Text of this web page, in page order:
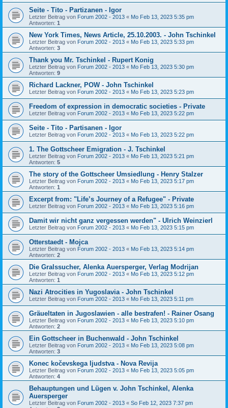
Seite - Tito - Partizanen - Igor
Letzter Beitrag von Forum 2002 - 2013 « Mo Feb 13, 2023 5:35 pm
Antworten: 1
New York Times, News Article, 25.10.2003. - John Tschinkel
Letzter Beitrag von Forum 2002 - 2013 « Mo Feb 13, 2023 5:33 pm
Antworten: 3
Thank you Mr. Tschinkel - Rupert Konig
Letzter Beitrag von Forum 2002 - 2013 « Mo Feb 13, 2023 5:30 pm
Antworten: 9
Richard Lackner, POW - John Tschinkel
Letzter Beitrag von Forum 2002 - 2013 « Mo Feb 13, 2023 5:23 pm
Freedom of expression in democratic societies - Private
Letzter Beitrag von Forum 2002 - 2013 « Mo Feb 13, 2023 5:22 pm
Seite - Tito - Partisanen - Igor
Letzter Beitrag von Forum 2002 - 2013 « Mo Feb 13, 2023 5:22 pm
1. The Gottscheer Emigration - J. Tschinkel
Letzter Beitrag von Forum 2002 - 2013 « Mo Feb 13, 2023 5:21 pm
Antworten: 5
The story of the Gottscheer Umsiedlung - Henry Stalzer
Letzter Beitrag von Forum 2002 - 2013 « Mo Feb 13, 2023 5:17 pm
Antworten: 1
Excerpt from: "Life’s Journey of a Refugee" - Private
Letzter Beitrag von Forum 2002 - 2013 « Mo Feb 13, 2023 5:16 pm
Damit wir nicht ganz vergessen werden" - Ulrich Weinzierl
Letzter Beitrag von Forum 2002 - 2013 « Mo Feb 13, 2023 5:15 pm
Otterstaedt - Mojca
Letzter Beitrag von Forum 2002 - 2013 « Mo Feb 13, 2023 5:14 pm
Antworten: 2
Die Gralssucher, Alenka Auersperger, Verlag Modrijan
Letzter Beitrag von Forum 2002 - 2013 « Mo Feb 13, 2023 5:12 pm
Antworten: 1
Nazi Atrocities in Yugoslavia - John Tschinkel
Letzter Beitrag von Forum 2002 - 2013 « Mo Feb 13, 2023 5:11 pm
Gräueltaten in Jugoslawien - alle bestrafen! - Rainer Osang
Letzter Beitrag von Forum 2002 - 2013 « Mo Feb 13, 2023 5:10 pm
Antworten: 2
Ein Gottscheer in Buchenwald - John Tschinkel
Letzter Beitrag von Forum 2002 - 2013 « Mo Feb 13, 2023 5:08 pm
Antworten: 3
Konec kočevskega Ijudstva - Nova Revija
Letzter Beitrag von Forum 2002 - 2013 « Mo Feb 13, 2023 5:05 pm
Antworten: 4
Behauptungen und Lügen v. John Tschinkel, Alenka
Auersperger
Letzter Beitrag von Forum 2002 - 2013 « So Feb 12, 2023 7:37 pm